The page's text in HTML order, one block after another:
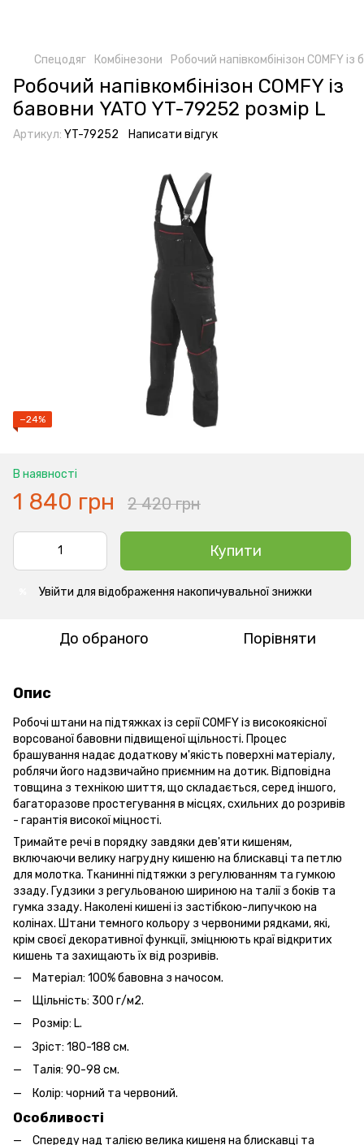
Спецодяг Комбінезони Робочий напівкомбінізон COMFY
Робочий напівкомбінізон COMFY із
бавовни YATO YT-79252 розмір L
Артикул: YT-79252 Написати відгук
−24%
В наявності
1 840 грн 2 420 грн
Купити
Увійти для відображення накопичувальної знижки
До обраного Порівняти
Опис
Робочі штани на підтяжках із серії COMFY із високоякісної
ворсованої бавовни підвищеної щільності. Процес
брашування надає додаткову м'якість поверхні матеріалу,
роблячи його надзвичайно приємним на дотик. Відповідна
товщина з технікою шиття, що складається, серед іншого,
багаторазове простегування в місцях, схильних до розривів
- гарантія високої міцності.
Тримайте речі в порядку завдяки дев'яти кишеням,
включаючи велику нагрудну кишеню на блискавці та петлю
для молотка. Тканинні підтяжки з регулюванням та гумкою
ззаду. Гудзики з регульованою шириною на талії з боків та
гумка ззаду. Наколені кишені із застібкою-липучкою на
колінах. Штани темного кольору з червоними рядками, які,
крім своєї декоративної функції, зміцнюють краї відкритих
кишень та захищають їх від розривів.
Матеріал: 100% бавовна з начосом.
Щільність: 300 г/м2.
Розмір: L.
Зріст: 180-188 см.
Талія: 90-98 см.
Колір: чорний та червоний.
Особливості
Спереду над талією велика кишеня на блискавці та